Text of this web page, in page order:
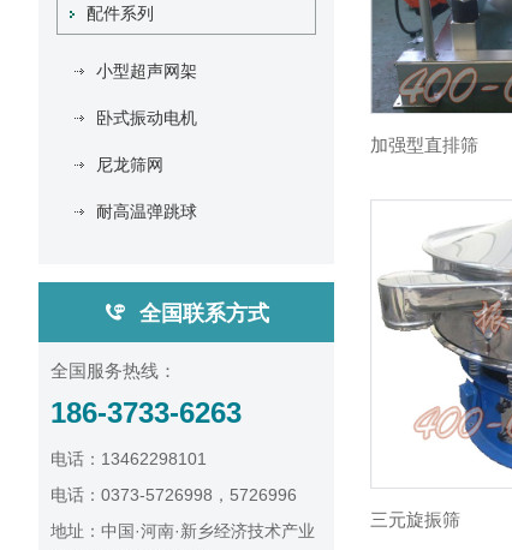
配件系列
小型超声网架
卧式振动电机
尼龙筛网
耐高温弹跳球
全国联系方式
全国服务热线：
186-3733-6263
电话：13462298101
电话：0373-5726998，5726996
地址：中国·河南·新乡经济技术产业
加强型直排筛
三元旋振筛